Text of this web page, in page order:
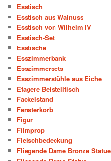
Esstisch
Esstisch aus Walnuss
Esstisch von Wilhelm IV
Esstisch-Set
Esstische
Esszimmerbank
Esszimmersets
Esszimmerstühle aus Eiche
Etagere Beistelltisch
Fackelstand
Fensterkorb
Figur
Filmprop
Fleischbedeckung
Fliegende Dame Bronze Statue